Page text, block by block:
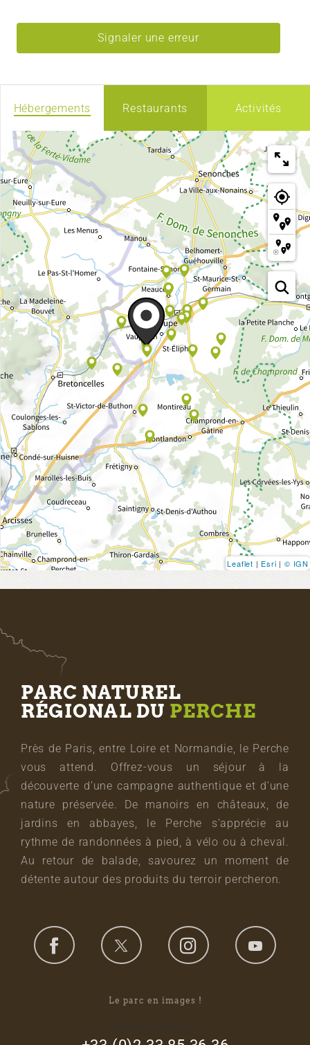
Signaler une erreur
Hébergements Restaurants Activités
Leaflet | Esri | © IGN
PARC NATUREL
RÉGIONAL DU PERCHE
Près de Paris, entre Loire et Normandie, le Perche
vous attend. Offrez-vous un séjour à la
découverte d’une campagne authentique et d’une
nature préservée. De manoirs en châteaux, de
jardins en abbayes, le Perche s’apprécie au
rythme de randonnées à pied, à vélo ou à cheval.
Au retour de balade, savourez un moment de
détente autour des produits du terroir percheron.
Le parc en images !